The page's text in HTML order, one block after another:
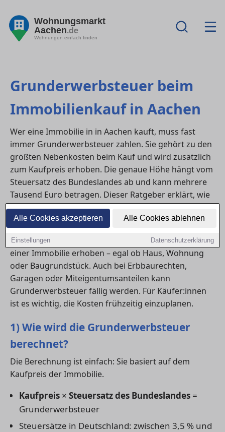
Alle Cookies akzeptieren Alle Cookies ablehnen
Einstellungen Datenschutzerklärung
Wohnungsmarkt
Aachen.de
Wohnungen einfach finden
Grunderwerbsteuer beim
Immobilienkauf in Aachen
Wer eine Immobilie in in Aachen kauft, muss fast
immer Grunderwerbsteuer zahlen. Sie gehört zu den
größten Nebenkosten beim Kauf und wird zusätzlich
zum Kaufpreis erhoben. Die genaue Höhe hängt vom
Steuersatz des Bundeslandes ab und kann mehrere
Tausend Euro betragen. Dieser Ratgeber erklärt, wie
die Steuer berechnet wird, wer sie zahlen muss und
welche Ausnahmen bestehen.
Die Steuer wird auf den Kauf eines Grundstücks oder
einer Immobilie erhoben – egal ob Haus, Wohnung
oder Baugrundstück. Auch bei Erbbaurechten,
Garagen oder Miteigentumsanteilen kann
Grunderwerbsteuer fällig werden. Für Käufer:innen
ist es wichtig, die Kosten frühzeitig einzuplanen.
1) Wie wird die Grunderwerbsteuer
berechnet?
Die Berechnung ist einfach: Sie basiert auf dem
Kaufpreis der Immobilie.
Kaufpreis× Steuersatz des Bundeslandes=
Grunderwerbsteuer
Steuersätze in Deutschland: zwischen 3,5 % und